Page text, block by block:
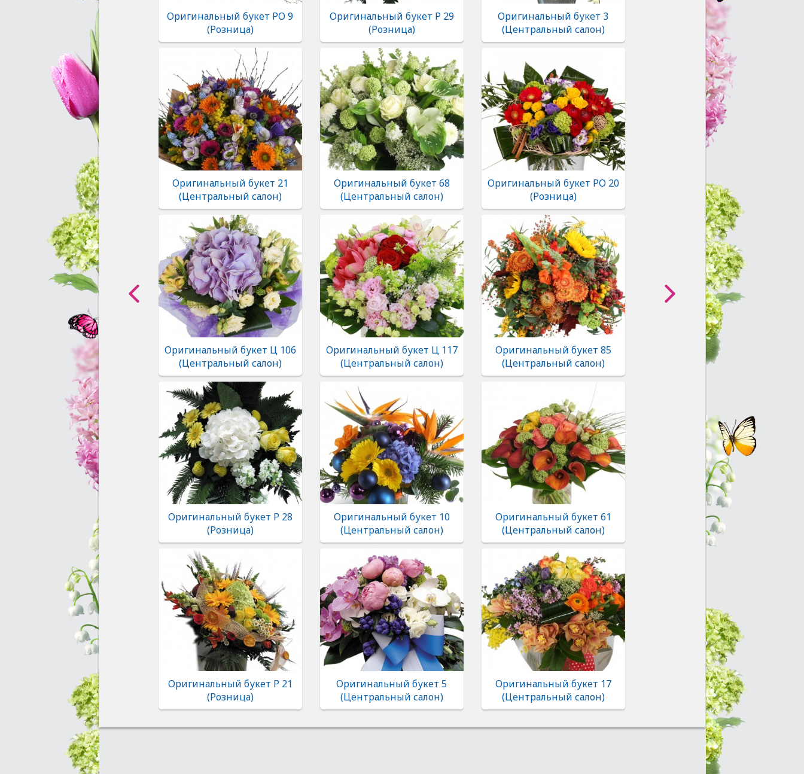
Оригинальный букет РО 9
(Розница)
Оригинальный букет Р 29
(Розница)
Оригинальный букет 3
(Центральный салон)
Оригинальный букет 21
(Центральный салон)
Оригинальный букет 68
(Центральный салон)
Оригинальный букет РО 20
(Розница)
Оригинальный букет Ц 106
(Центральный салон)
Оригинальный букет Ц 117
(Центральный салон)
Оригинальный букет 85
(Центральный салон)
Оригинальный букет Р 28
(Розница)
Оригинальный букет 10
(Центральный салон)
Оригинальный букет 61
(Центральный салон)
Оригинальный букет Р 21
(Розница)
Оригинальный букет 5
(Центральный салон)
Оригинальный букет 17
(Центральный салон)